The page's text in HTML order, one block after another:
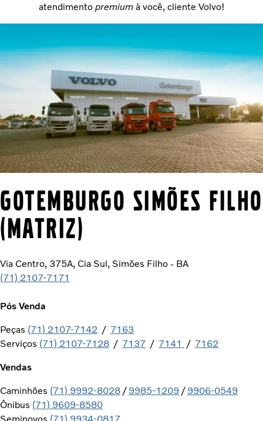
atendimento premiumà você, cliente Volvo!
GOTEMBURGO SIMÕES FILHO
(MATRIZ)
Via Centro, 375A, Cia Sul, Simões Filho - BA
(71) 2107-7171
Pós Venda
Peças (71) 2107-7142 / 7163
Serviços (71) 2107-7128 / 7137 / 7141 / 7162
Vendas
Caminhões (71) 9992-8028 / 9985-1209 / 9906-0549
Ônibus (71) 9609-8580